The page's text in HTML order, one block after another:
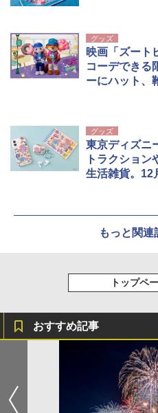
グッズ
映画「ズート
コーデでき
ーにハット、
グッズ
東京ディズニ
トラクショ
生活雑貨。12
もっと関連
トップペ
おすすめ記事